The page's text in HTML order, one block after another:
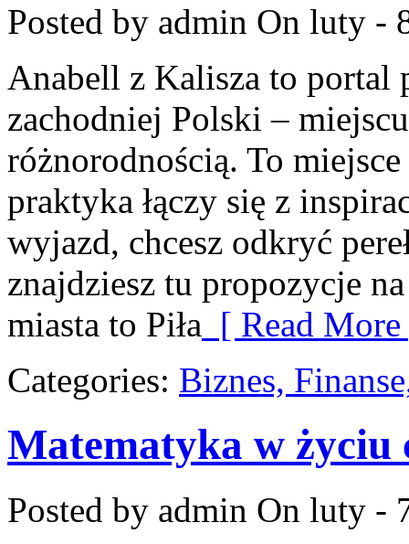
Posted by admin On luty -
Anabell z Kalisza to portal
zachodniej Polski –
różnorodnością. To
praktyka łączy się z
wyjazd, chcesz odkryć
znajdziesz tu propozycje
miasta to Piła [ Read
Categories: Biznes,
Matematyka w życiu
Posted by admin On luty -